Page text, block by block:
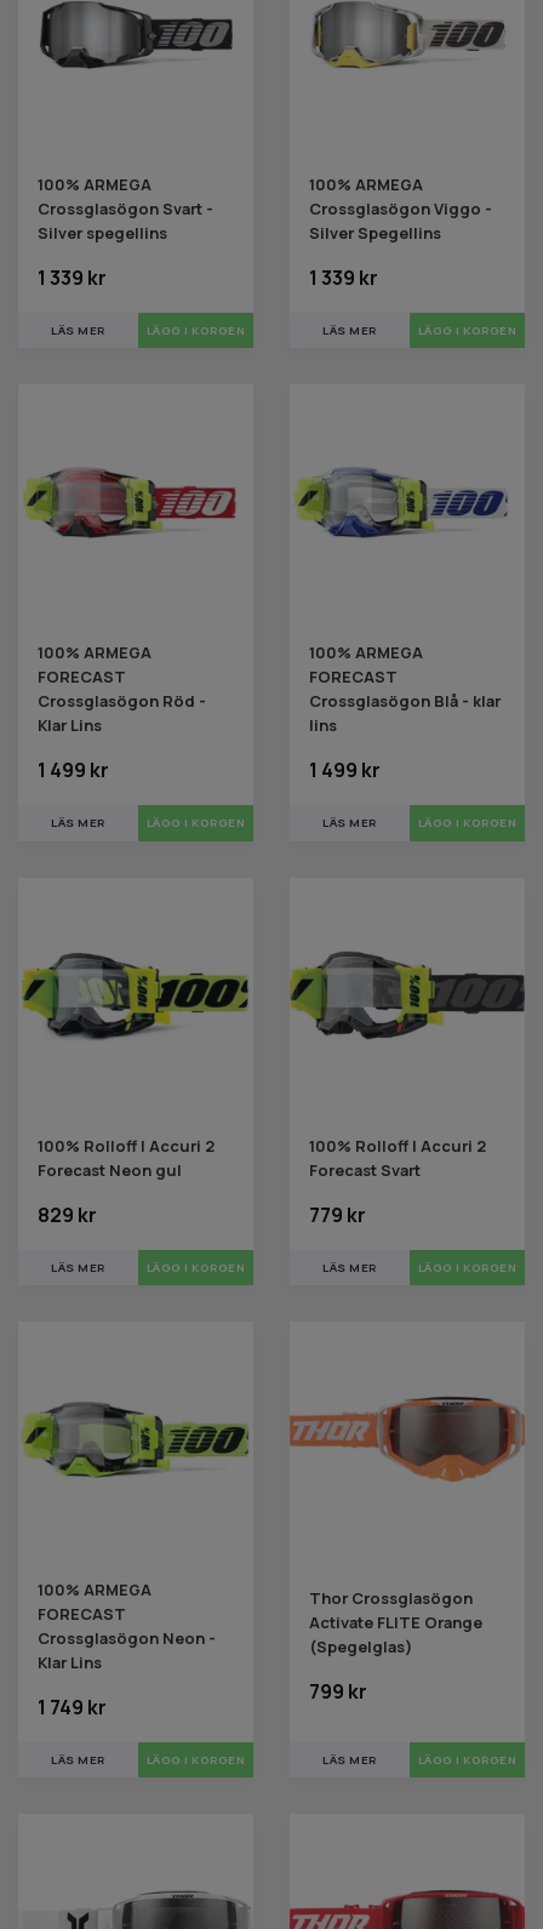
100% ARMEGA
Crossglasögon Svart -
Silver spegellins
1 339 kr
LÄS MER
100% ARMEGA
Crossglasögon Viggo -
Silver Spegellins
1 339 kr
LÄS MER
100% ARMEGA
FORECAST
Crossglasögon Röd -
Klar Lins
1 499 kr
LÄS MER
100% ARMEGA
FORECAST
Crossglasögon Blå - klar
lins
1 499 kr
LÄS MER
100% Rolloff | Accuri 2
Forecast Neon gul
829 kr
LÄS MER
100% Rolloff | Accuri 2
Forecast Svart
779 kr
LÄS MER
100% ARMEGA
FORECAST
Crossglasögon Neon -
Klar Lins
1 749 kr
LÄS MER
Thor Crossglasögon
Activate FLITE Orange
(Spegelglas)
799 kr
LÄS MER